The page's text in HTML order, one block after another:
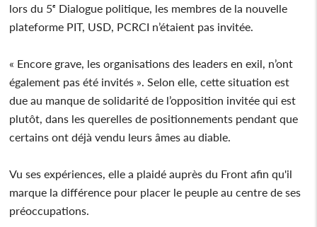
lors du 5ᵉ Dialogue politique, les membres de la nouvelle
plateforme PIT, USD, PCRCI n’étaient pas invitée.
« Encore grave, les organisations des leaders en exil, n’ont
également pas été invités ». Selon elle, cette situation est
due au manque de solidarité de l’opposition invitée qui est
plutôt, dans les querelles de positionnements pendant que
certains ont déjà vendu leurs âmes au diable.
Vu ses expériences, elle a plaidé auprès du Front afin qu'il
marque la différence pour placer le peuple au centre de ses
préoccupations.